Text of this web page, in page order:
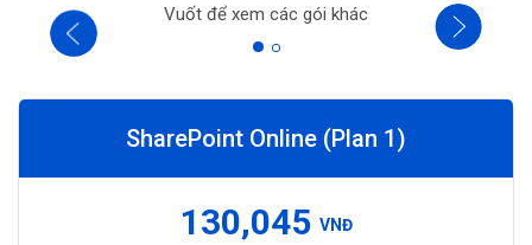
Vuốt để xem các gói khác
SharePoint Online (Plan 1)
130,045 VNĐ